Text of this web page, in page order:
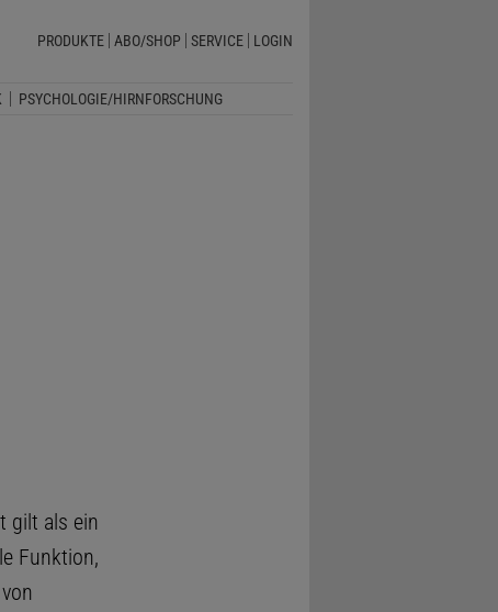
PRODUKTE ABO/SHOP SERVICE LOGIN
PSYCHOLOGIE/HIRNFORSCHUNG
gilt als ein
Funktion,